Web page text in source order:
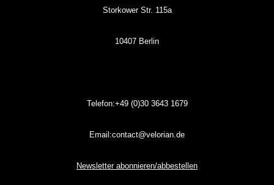
Storkower Str. 115a
10407 Berlin
Telefon:+49 (0)3036431679
Email:contact@velorian.de
Newsletter abonnieren/abbestellen